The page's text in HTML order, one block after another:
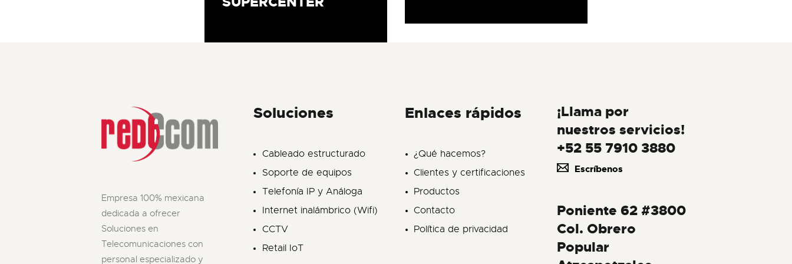
Empresa 100% mexicana
dedicada a ofrecer
Soluciones en
Telecomunicaciones con
personal especializado y
Soluciones
Cableado estructurado
Soporte de equipos
Telefonía IP y Análoga
Internet inalámbrico (Wifi)
CCTV
Retail IoT
Enlaces rápidos
¿Qué hacemos?
Clientes y certificaciones
Productos
Contacto
Política de privacidad
¡Llama por
nuestros servicios!
+52 55 7910 3880
Escríbenos
Poniente 62 #3800
Col. Obrero
Popular